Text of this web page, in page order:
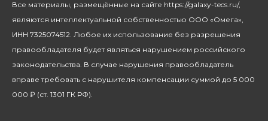
Посуда
Благотворительность
Все материалы, размещённые на сайте https://galaxy-tecs.ru/,
являются интеллектуальной собственностью ООО «Омега»,
ИНН 7325074512. Любое их использование без разрешения
правообладателя будет являться нарушением российского
законодательства. В случае нарушения правообладатель
вправе требовать с нарушителя компенсации суммой до 5 000
000 ₽ (ст. 1301 ГК РФ).